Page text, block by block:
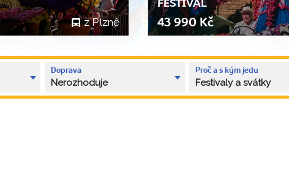
z Plzně
FESTIVAL
43 990 Kč
Doprava
Nerozhoduje
Proč a s kým jedu
Festivaly a svátky